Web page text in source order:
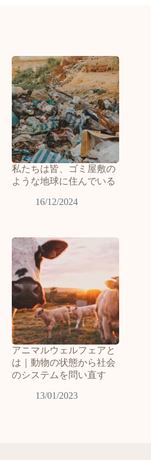
私たちは皆、ゴミ屋敷の
ような地球に住んでいる
16/12/2024
アニマルウェルフェアと
は｜動物の状態から社会
のシステムを問い直す
13/01/2023